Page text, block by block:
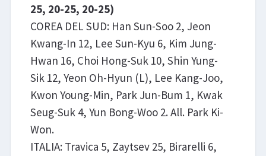
25, 20-25, 20-25)
COREA DEL SUD: Han Sun-Soo 2, Jeon
Kwang-In 12, Lee Sun-Kyu 6, Kim Jung-
Hwan 16, Choi Hong-Suk 10, Shin Yung-
Sik 12, Yeon Oh-Hyun (L), Lee Kang-Joo,
Kwon Young-Min, Park Jun-Bum 1, Kwak
Seug-Suk 4, Yun Bong-Woo 2. All. Park Ki-
Won.
ITALIA: Travica 5, Zaytsev 25, Birarelli 6,